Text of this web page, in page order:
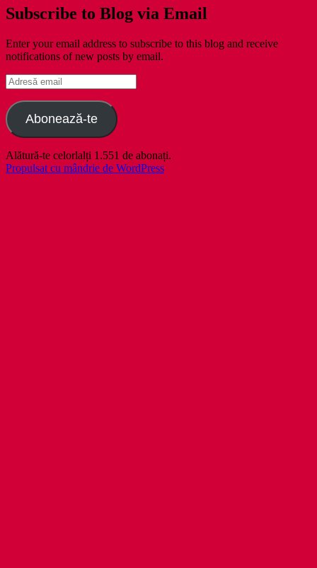
Subscribe to Blog via Email
Enter your email address to subscribe to this blog and receive
notifications of new posts by email.
Adresă
email
Abonează-te
Alătură-te celorlalți 1.551 de abonați.
Propulsat cu mândrie de WordPress